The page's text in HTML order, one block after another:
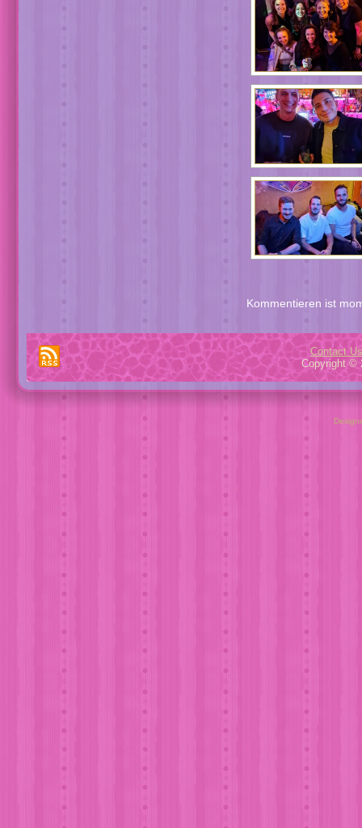
Kommentieren ist
Contact Us
Copyright ©